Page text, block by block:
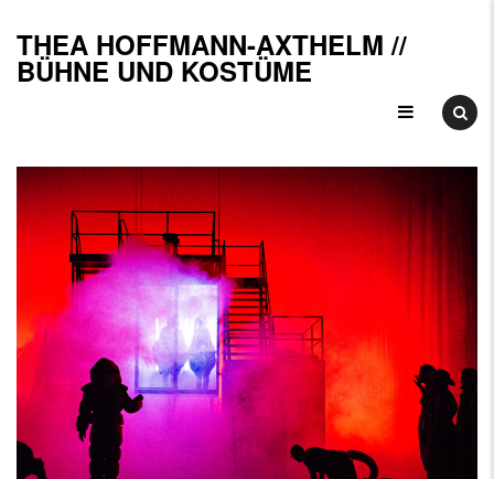
content
THEA HOFFMANN-AXTHELM //
BÜHNE UND KOSTÜME